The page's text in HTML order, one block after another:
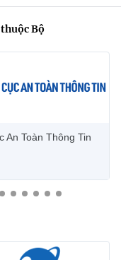
số 18/GP-TTĐT do
tử cấp ngày
Bộ
An Toàn Thông Tin